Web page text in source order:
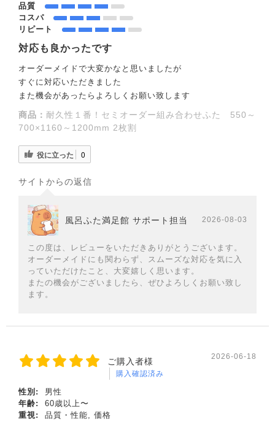
品質
コスパ
リピート
対応も良かったです
オーダーメイドで大変かなと思いましたが
すぐに対応いただきました
また機会があったらよろしくお願い致します
商品： 耐久性１番！セミオーダー組み合わせふた 550～
700×1160～1200mm 2枚割
役に立った 0
サイトからの返信
風呂ふた満足館 サポート担当 2026-08-03
この度は、レビューをいただきありがとうございます。
オーダーメイドにも関わらず、スムーズな対応を気に入
っていただけたこと、大変嬉しく思います。
またの機会がございましたら、ぜひよろしくお願い致し
ます。
ご購入者様
購入確認済み
2026-06-18
性別:
男性
年齢:
60歳以上〜
重視:
品質・性能, 価格